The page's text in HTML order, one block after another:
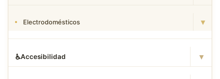
Electrodomésticos ▾
♿Accesibilidad ▾